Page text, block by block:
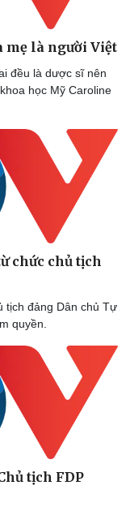
mẹ là người Việt
đều là dược sĩ nên
học Mỹ Caroline
chức chủ tịch
tịch đảng Dân chủ Tự
quyền.
tịch FDP